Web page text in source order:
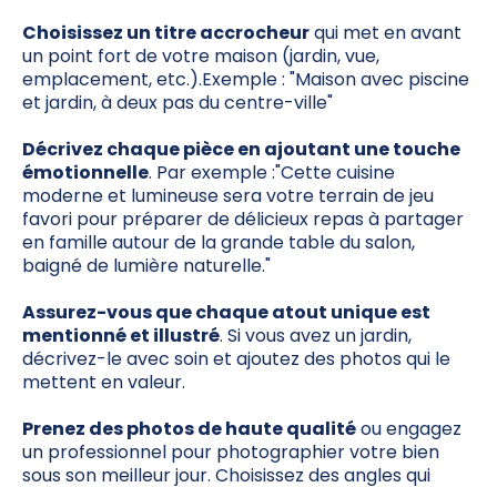
Choisissez un titre accrocheurqui met en avant
un point fort de votre maison (jardin, vue,
emplacement, etc.).Exemple : "Maison avec piscine
et jardin, à deux pas du centre-ville"
Décrivez chaque pièce en ajoutant une touche
émotionnelle. Par exemple :"Cette cuisine
moderne et lumineuse sera votre terrain de jeu
favori pour préparer de délicieux repas à partager
en famille autour de la grande table du salon,
baigné de lumière naturelle."
Assurez-vous que chaque atout unique est
mentionné et illustré. Si vous avez un jardin,
décrivez-le avec soin et ajoutez des photos qui le
mettent en valeur.
Prenez des photos de haute qualitéou engagez
un professionnel pour photographier votre bien
sous son meilleur jour. Choisissez des angles qui